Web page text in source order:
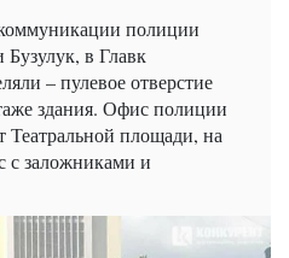
полиции
в Главк
– пулевое отверстие
здания. Офис полиции
Театральной площади, на
с заложниками и